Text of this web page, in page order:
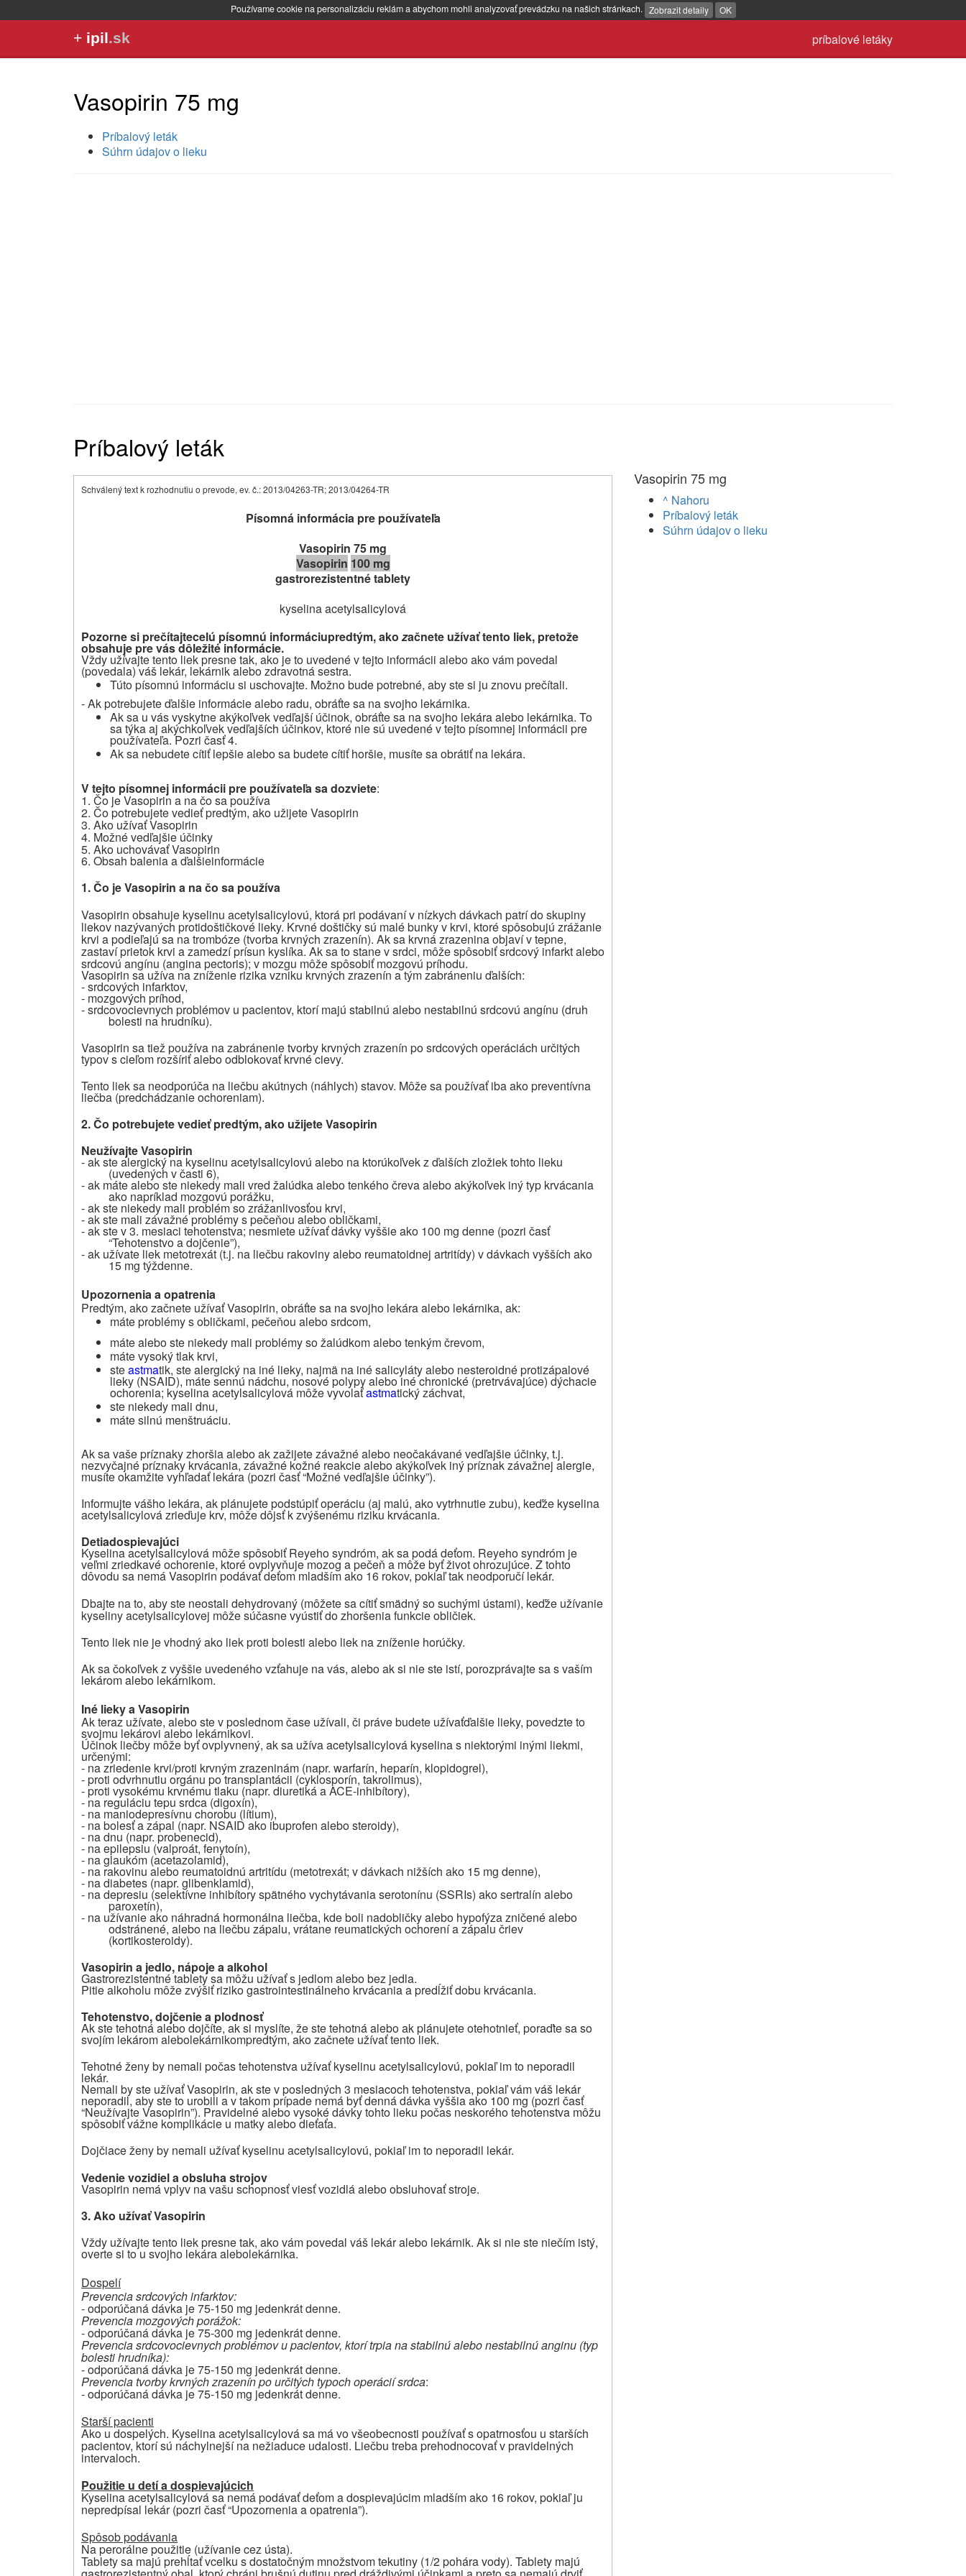
Používame cookie na personalizáciu reklám a abychom mohli analyzovať prevádzku na našich stránkach. Zobrazit detaily OK
príbalové letáky
+ ipil.sk
Vasopirin 75 mg
Príbalový leták
Súhrn údajov o lieku
Príbalový leták
Schválený text k rozhodnutiu o prevode, ev. č.: 2013/04263-TR; 2013/04264-TR
Písomná informácia pre používateľa
Vasopirin 75 mg
Vasopirin 100 mg
gastrorezistentné tablety
kyselina acetylsalicylová
Pozorne si prečítajtecelú písomnú informáciupredtým, ako začnete užívaťtento liek, pretože
obsahuje pre vás dôležité informácie.
Vždy užívajte tento liek presne tak, ako je to uvedené v tejto informácii alebo ako vám povedal
(povedala) váš lekár, lekárnik alebo zdravotná sestra.
Túto písomnú informáciu si uschovajte. Možno bude potrebné, aby ste si ju znovu prečítali.
- Ak potrebujete ďalšie informácie alebo radu, obráťte sa na svojho lekárnika.
Ak sa u vás vyskytne akýkoľvek vedľajší účinok, obráťte sa na svojho lekára alebo lekárnika. To
sa týka aj akýchkoľvek vedľajších účinkov, ktoré nie sú uvedené v tejto písomnej informácii pre
používateľa. Pozri časť 4.
Ak sa nebudete cítiť lepšie alebo sa budete cítiť horšie, musíte sa obrátiť na lekára.
V tejto písomnej informácii pre používateľa sa dozviete:
1. Čo je Vasopirin a na čo sa používa
2. Čo potrebujete vedieť predtým, ako užijete Vasopirin
3. Ako užívať Vasopirin
4. Možné vedľajšie účinky
5. Ako uchovávať Vasopirin
6. Obsah balenia a ďalšieinformácie
1. Čo je Vasopirin a na čo sa používa
Vasopirin obsahuje kyselinu acetylsalicylovú, ktorá pri podávaní v nízkych dávkach patrí do skupiny
liekov nazývaných protidoštičkové lieky. Krvné doštičky sú malé bunky v krvi, ktoré spôsobujú zrážanie
krvi a podieľajú sa na trombóze (tvorba krvných zrazenín). Ak sa krvná zrazenina objaví v tepne,
zastaví prietok krvi a zamedzí prísun kyslíka. Ak sa to stane v srdci, môže spôsobiť srdcový infarkt alebo
srdcovú angínu (angina pectoris); v mozgu môže spôsobiť mozgovú príhodu.
Vasopirin sa užíva na zníženie rizika vzniku krvných zrazenín a tým zabráneniu ďalších:
- srdcových infarktov,
- mozgových príhod,
- srdcovocievnych problémov u pacientov, ktorí majú stabilnú alebo nestabilnú srdcovú angínu (druh
bolesti na hrudníku).
Vasopirin sa tiež používa na zabránenie tvorby krvných zrazenín po srdcových operáciách určitých
typov s cieľom rozšíriť alebo odblokovať krvné cievy.
Tento liek sa neodporúča na liečbu akútnych (náhlych) stavov. Môže sa používať iba ako preventívna
liečba (predchádzanie ochoreniam).
2. Čo potrebujete vedieť predtým, ako užijete Vasopirin
Neužívajte Vasopirin
- ak ste alergický na kyselinu acetylsalicylovú alebo na ktorúkoľvek z ďalších zložiek tohto lieku
(uvedených v časti 6),
- ak máte alebo ste niekedy mali vred žalúdka alebo tenkého čreva alebo akýkoľvek iný typ krvácania
ako napríklad mozgovú porážku,
- ak ste niekedy mali problém so zrážanlivosťou krvi,
- ak ste mali závažné problémy s pečeňou alebo obličkami,
- ak ste v 3. mesiaci tehotenstva; nesmiete užívať dávky vyššie ako 100 mg denne (pozri časť
“Tehotenstvo a dojčenie”),
- ak užívate liek metotrexát (t.j. na liečbu rakoviny alebo reumatoidnej artritídy) v dávkach vyšších ako
15 mg týždenne.
Upozornenia a opatrenia
Predtým, ako začnete užívaťVasopirin, obráťte sa na svojho lekára alebo lekárnika, ak:
máteproblémy s obličkami, pečeňou alebo srdcom,
máte alebo ste niekedy mali problémy so žalúdkom alebo tenkým črevom,
máte vysoký tlak krvi,
steastmatik, ste alergický na iné lieky, najmä na iné salicyláty alebo nesteroidné protizápalové
lieky (NSAID), máte sennú nádchu, nosové polypy alebo iné chronické (pretrvávajúce) dýchacie
ochorenia; kyselina acetylsalicylová môže vyvolaťastmatický záchvat,
ste niekedy mali dnu,
máte silnú menštruáciu.
Ak sa vaše príznaky zhoršia alebo ak zažijete závažné alebo neočakávané vedľajšie účinky, t.j.
nezvyčajné príznaky krvácania, závažné kožné reakcie alebo akýkoľvek iný príznak závažnej alergie,
musíte okamžite vyhľadať lekára (pozri časť “Možné vedľajšie účinky”).
Informujte vášho lekára, ak plánujete podstúpiť operáciu (aj malú, ako vytrhnutie zubu), keďže kyselina
acetylsalicylová zrieďuje krv, môže dôjsť k zvýšenému riziku krvácania.
Detiadospievajúci
Kyselina acetylsalicylová môže spôsobiť Reyeho syndróm, ak sa podá deťom. Reyeho syndróm je
veľmi zriedkavé ochorenie, ktoré ovplyvňuje mozog a pečeň a môže byť život ohrozujúce. Z tohto
dôvodu sa nemá Vasopirin podávať deťom mladším ako 16 rokov, pokiaľ tak neodporučí lekár.
Dbajte na to, aby ste neostali dehydrovaný (môžete sa cítiť smädný so suchými ústami), keďže užívanie
kyseliny acetylsalicylovej môže súčasne vyústiť do zhoršenia funkcie obličiek.
Tento liek nie je vhodný ako liek proti bolesti alebo liek na zníženie horúčky.
Ak sa čokoľvek z vyššie uvedeného vzťahuje na vás, alebo ak si nie ste istí, porozprávajte sa s vaším
lekárom alebo lekárnikom.
Iné lieky a Vasopirin
Ak teraz užívate, alebo ste v poslednom čase užívali, či práve budete užívaťďalšie lieky, povedzte to
svojmu lekárovi alebo lekárnikovi.
Účinok liečby môže byť ovplyvnený, ak sa užíva acetylsalicylová kyselina s niektorými inými liekmi,
určenými:
- na zriedenie krvi/proti krvným zrazeninám (napr. warfarín, heparín, klopidogrel),
- proti odvrhnutiu orgánu po transplantácii (cyklosporín, takrolimus),
-proti vysokému krvnému tlaku (napr. diuretiká a ACE-inhibítory),
- na reguláciu tepu srdca (digoxín),
- na maniodepresívnu chorobu (lítium),
- na bolesť a zápal (napr. NSAID ako ibuprofen alebo steroidy),
- na dnu (napr. probenecid),
- na epilepsiu (valproát, fenytoín),
- na glaukóm (acetazolamid),
- na rakovinu alebo reumatoidnú artritídu (metotrexát; v dávkach nižších ako 15 mg denne),
- na diabetes (napr. glibenklamid),
- na depresiu (selektívne inhibítory spätného vychytávania serotonínu (SSRIs) ako sertralín alebo
paroxetín),
- na užívanie ako náhradná hormonálna liečba, kde boli nadobličky alebo hypofýza zničené alebo
odstránené, alebo na liečbu zápalu, vrátane reumatických ochorení a zápalu čriev
(kortikosteroidy).
Vasopirin a jedlo, nápoje a alkohol
Gastrorezistentné tablety sa môžu užívať s jedlom alebo bez jedla.
Pitie alkoholu môže zvýšiť riziko gastrointestinálneho krvácania a predĺžiť dobu krvácania.
Tehotenstvo, dojčenie a plodnosť
Ak ste tehotná alebo dojčíte, ak si myslíte, že ste tehotná alebo ak plánujete otehotnieť, poraďte sa so
svojím lekárom alebolekárnikompredtým, ako začnete užívať tento liek.
Tehotné ženy by nemali počas tehotenstva užívať kyselinu acetylsalicylovú, pokiaľ im to neporadil
lekár.
Nemali by ste užívať Vasopirin, ak ste v posledných 3 mesiacoch tehotenstva, pokiaľ vám váš lekár
neporadil, aby ste to urobili a v takom prípade nemá byť denná dávka vyššia ako 100 mg (pozri časť
“Neužívajte Vasopirin”). Pravidelné alebo vysoké dávky tohto lieku počas neskorého tehotenstva môžu
spôsobiť vážne komplikácie u matky alebo dieťaťa.
Dojčiace ženy by nemali užívať kyselinu acetylsalicylovú, pokiaľ im to neporadil lekár.
Vedenie vozidiel a obsluha strojov
Vasopirin nemá vplyv na vašu schopnosť viesť vozidlá alebo obsluhovať stroje.
3.Ako užívaťVasopirin
Vždy užívajtetento liekpresne tak, ako vám povedal váš lekár alebo lekárnik. Ak si nie ste niečím istý,
overte si to u svojho lekáraalebolekárnika.
Dospelí
Prevencia srdcových infarktov:
- odporúčaná dávka je 75-150 mg jedenkrát denne.
Prevencia mozgových porážok:
- odporúčaná dávka je 75-300 mg jedenkrát denne.
Prevencia srdcovocievnych problémov u pacientov, ktorí trpia na stabilnú alebo nestabilnú anginu (typ
bolesti hrudníka):
- odporúčaná dávka je 75-150 mg jedenkrát denne.
Prevencia tvorby krvných zrazenín po určitých typoch operácií srdca:
- odporúčaná dávka je 75-150 mg jedenkrát denne.
Starší pacienti
Ako u dospelých. Kyselina acetylsalicylová sa má vo všeobecnosti používať s opatrnosťou u starších
pacientov, ktorí sú náchylnejší na nežiaduce udalosti. Liečbu treba prehodnocovať v pravidelných
intervaloch.
Použitie u detí a dospievajúcich
Kyselina acetylsalicylová sa nemá podávať deťom a dospievajúcim mladším ako 16 rokov, pokiaľ ju
nepredpísal lekár (pozri časť “Upozornenia a opatrenia”).
Spôsob podávania
Na perorálne použitie (užívanie cez ústa).
Tablety sa majú prehĺtať vcelku s dostatočným množstvom tekutiny (1/2 pohára vody). Tablety majú
Vasopirin 75 mg
^ Nahoru
Príbalový leták
Súhrn údajov o lieku